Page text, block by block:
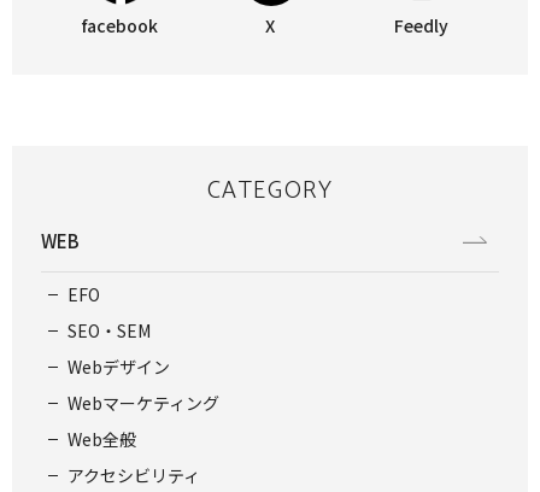
facebook X Feedly
CATEGORY
WEB
EFO
SEO・SEM
Webデザイン
Webマーケティング
Web全般
アクセシビリティ